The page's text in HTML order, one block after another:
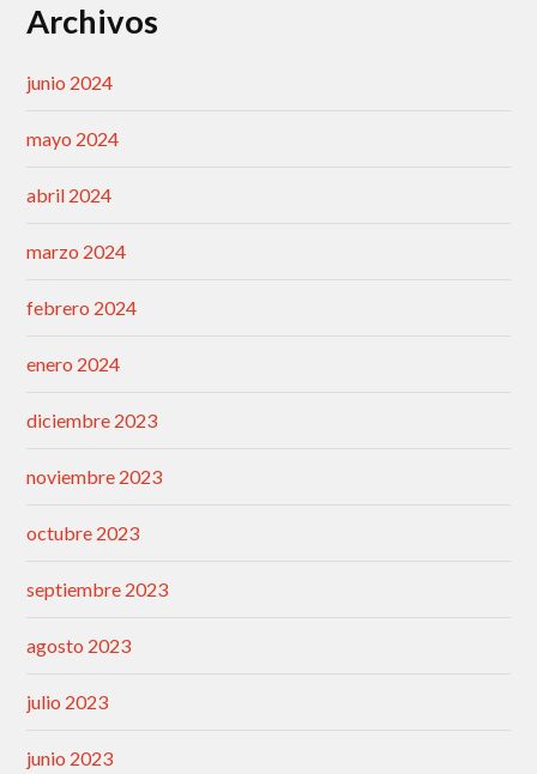
Archivos
junio 2024
mayo 2024
abril 2024
marzo 2024
febrero 2024
enero 2024
diciembre 2023
noviembre 2023
octubre 2023
septiembre 2023
agosto 2023
julio 2023
junio 2023